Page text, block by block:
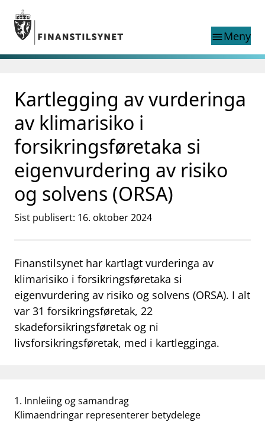
Gå til hovedinnhold
Gå til søkesiden
menuMeny
nettstedet
language
English
exist in English
English home page
Aktuelt
Finanstilsynets registre
Tema
supervisor_accountForbrukerinformasjon
mail_outlineKontakt oss
work_outlineJobb hos oss
dashboard Informasjon for investorer
notifications_noneAbonner på nyhetsvarsel
Kartlegging av vurderinga
av klimarisiko i
forsikringsføretaka si
eigenvurdering av risiko
og solvens (ORSA)
Sist publisert: 16. oktober 2024
Finanstilsynet har kartlagt vurderinga av
klimarisiko i forsikringsføretaka si
eigenvurdering av risiko og solvens (ORSA). I alt
var 31 forsikringsføretak, 22
skadeforsikringsføretak og ni
livsforsikringsføretak, med i kartlegginga.
1. Innleiing og samandrag
Klimaendringar representerer betydelege